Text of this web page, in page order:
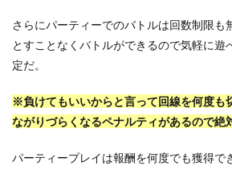
さらにパーティーでのバトルは回数制限も
とすことなくバトルができるので気軽に遊
定だ。
※負けてもいいからと言って回線を何度も
ながりづらくなるペナルティがあるので絶
パーティープレイは報酬を何度でも獲得で